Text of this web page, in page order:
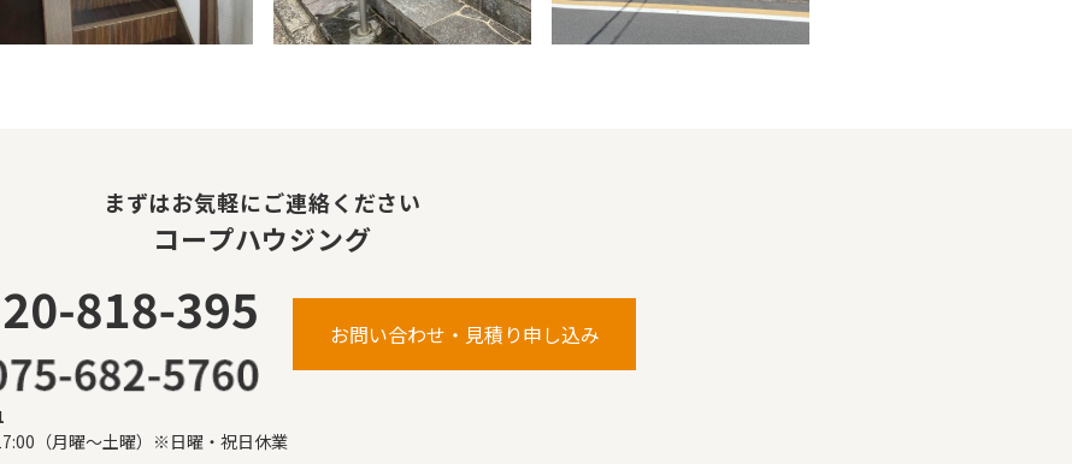
まずはお気軽にご連絡ください
コープハウジング
お問い合わせ・見積り申し込み
（月曜〜土曜）※日曜・祝日休業